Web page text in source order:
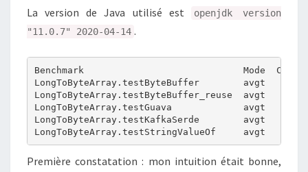
La version de Java utilisé est
openjdk version
"11.0.7" 2020-04-14 .
Benchmark                             Mode  Cnt
LongToByteArray.testByteBuffer        avgt    5
LongToByteArray.testByteBuffer_reuse  avgt    5
LongToByteArray.testGuava             avgt    5
LongToByteArray.testKafkaSerde        avgt    5
Première constatation : mon intuition était bonne,